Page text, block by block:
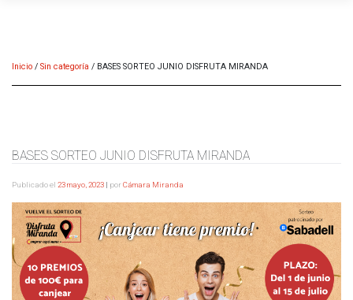
Inicio / Sin categoría / BASES SORTEO JUNIO DISFRUTA MIRANDA
BASES SORTEO JUNIO DISFRUTA MIRANDA
Publicado el 23 mayo, 2023 | porCámara Miranda